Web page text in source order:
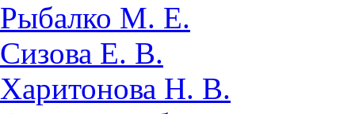
Рыбалко М. Е.
Сизова Е. В.
Харитонова Н. В.